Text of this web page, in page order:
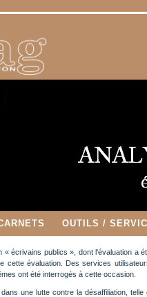
OUTILS /
écrivains publics », dont l'évaluation a
cette évaluation. Des services
ont été interrogés à cette occasion.
une lutte contre la désaffiliation, telle